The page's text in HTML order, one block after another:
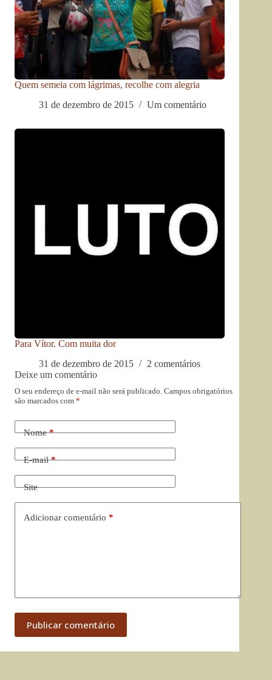
Quem semeia com lágrimas, recolhe com alegria
31 de dezembro de 2015
Um comentário
Para Vítor. Com muita dor
31 de dezembro de 2015
2 comentários
Deixe um comentário
O seu endereço de e-mail não será publicado. Campos obrigatórios
são marcados com *
Nome*
E-mail*
Site
Adicionar comentário *
Publicar comentário